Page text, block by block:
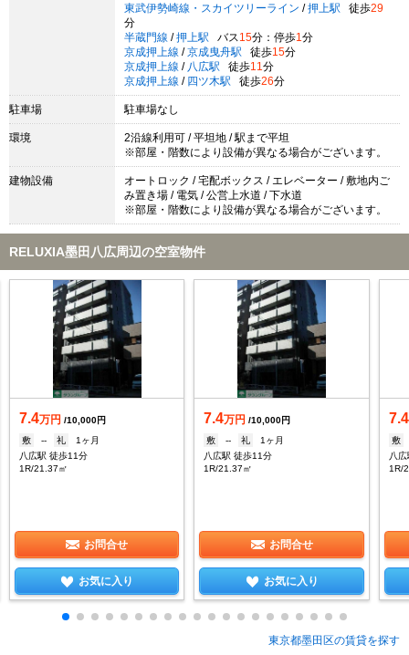
東武伊勢崎線・スカイツリーライン / 押上駅 徒歩29
分
半蔵門線 / 押上駅 バス 15分：停歩1 分
京成押上線 / 京成曳舟駅 徒歩15分
京成押上線 / 八広駅 徒歩11 分
京成押上線 / 四ツ木駅 徒歩26分
駐車場 駐車場なし
環境
2沿線利用可 / 平坦地 / 駅まで平坦
※部屋・階数により設備が異なる場合がございます。
建物設備
オートロック / 宅配ボックス / エレベーター / 敷地内ご
み置き場 / 電気 / 公営上水道 / 下水道
※部屋・階数により設備が異なる場合がございます。
RELUXIA墨田八広周辺の空室物件
7.4万円 /10,000円
敷
-- 礼
1ヶ月
八広駅 徒歩11分
1R/21.37㎡
お問合せ
お気に入り
7.4万円 /10,000円
敷
-- 礼
1ヶ月
八広駅 徒歩11分
1R/21.37㎡
お問合せ
お気に入り
7.4
敷
八
1R/
東京都墨田区の賃貸を探す